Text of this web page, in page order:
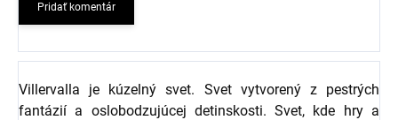
Pridať komentár
Villervalla je kúzelný svet. Svet vytvorený z pestrých
fantázií a oslobodzujúcej detinskosti. Svet, kde hry a